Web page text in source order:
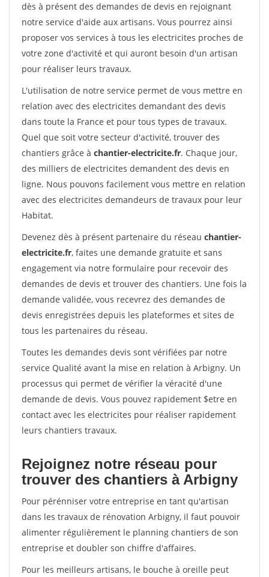
dès à présent des demandes de devis en rejoignant
notre service d'aide aux artisans. Vous pourrez ainsi
proposer vos services à tous les electricites proches de
votre zone d'activité et qui auront besoin d'un artisan
pour réaliser leurs travaux.
L'utilisation de notre service permet de vous mettre en
relation avec des electricites demandant des devis
dans toute la France et pour tous types de travaux.
Quel que soit votre secteur d'activité, trouver des
chantiers grâce à chantier-electricite.fr. Chaque jour,
des milliers de electricites demandent des devis en
ligne. Nous pouvons facilement vous mettre en relation
avec des electricites demandeurs de travaux pour leur
Habitat.
Devenez dès à présent partenaire du réseau chantier-
electricite.fr, faites une demande gratuite et sans
engagement via notre formulaire pour recevoir des
demandes de devis et trouver des chantiers. Une fois la
demande validée, vous recevrez des demandes de
devis enregistrées depuis les plateformes et sites de
tous les partenaires du réseau.
Toutes les demandes devis sont vérifiées par notre
service Qualité avant la mise en relation à Arbigny. Un
processus qui permet de vérifier la véracité d'une
demande de devis. Vous pouvez rapidement $etre en
contact avec les electricites pour réaliser rapidement
leurs chantiers travaux.
Rejoignez notre réseau pour
trouver des chantiers à Arbigny
Pour pérénniser votre entreprise en tant qu'artisan
dans les travaux de rénovation Arbigny, il faut pouvoir
alimenter régulièrement le planning chantiers de son
entreprise et doubler son chiffre d'affaires.
Pour les meilleurs artisans, le bouche à oreille peut